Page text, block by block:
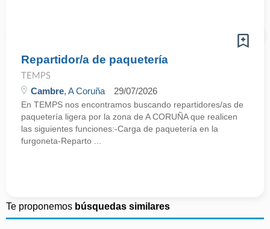
Repartidor/a de paquetería
TEMPS
Cambre, A Coruña 29/07/2026
En TEMPS nos encontramos buscando repartidores/as de
paquetería ligera por la zona de A CORUÑA que realicen
las siguientes funciones:-Carga de paquetería en la
furgoneta-Reparto ...
Te proponemos búsquedas similares